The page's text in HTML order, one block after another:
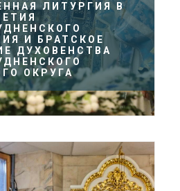
ЛИТУРГИЯ В
И БРАТСКОЕ
ДУХОВЕНСТВА
ОКРУГА